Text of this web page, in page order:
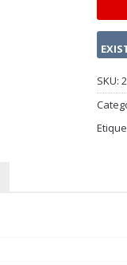
SKU: